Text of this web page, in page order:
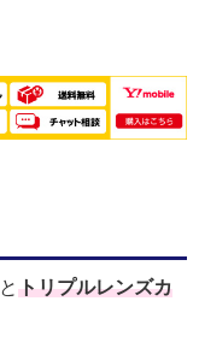
とトリプルレンズカ